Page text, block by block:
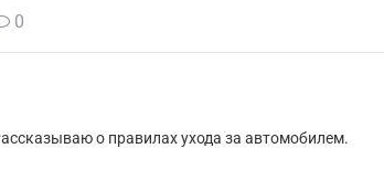
0
о правилах ухода за автомобилем.